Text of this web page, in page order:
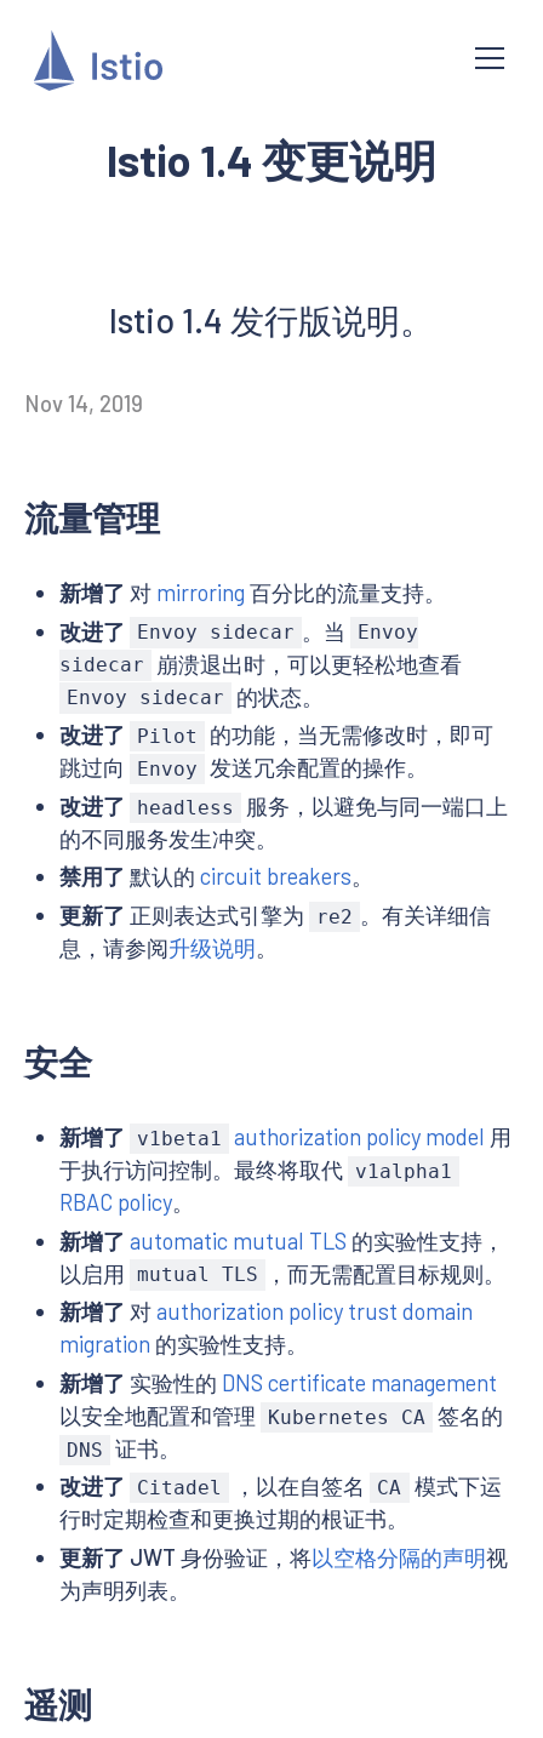
Istio 1.4 变更说明
Istio 1.4 发行版说明。
Nov 14, 2019
流量管理
新增了 对 mirroring 百分比的流量支持。
改进了
Envoy sidecar 。当
Envoy
sidecar
崩溃退出时，可以更轻松地查看
Envoy sidecar
的状态。
改进了
Pilot
的功能，当无需修改时，即可
跳过向
Envoy
发送冗余配置的操作。
改进了
headless
服务，以避免与同一端口上
的不同服务发生冲突。
禁用了 默认的 circuit breakers。
更新了 正则表达式引擎为 re2 。有关详细信
息，请参阅升级说明。
安全
新增了 v1beta1 authorization policy model 用
于执行访问控制。最终将取代 v1alpha1
RBAC policy。
新增了 automatic mutual TLS 的实验性支持，
以启用
mutual TLS
，而无需配置目标规则。
新增了 对authorization policy trust domain
migration 的实验性支持。
新增了 实验性的 DNS certificate management
以安全地配置和管理
Kubernetes CA 签名的
DNS 证书。
改进了
Citadel ，以在自签名 CA 模式下运
行时定期检查和更换过期的根证书。
更新了 JWT 身份验证，将以空格分隔的声明视
为声明列表。
遥测